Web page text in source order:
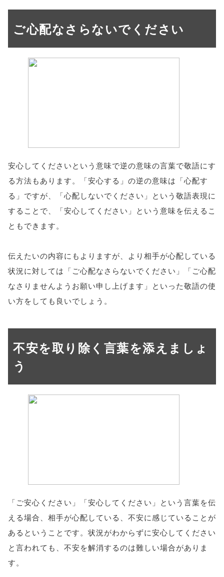
ご心配なさらないでください
安心してくださいという意味で逆の意味の言葉で敬語にす
る方法もあります。「安心する」の逆の意味は「心配す
る」ですが、「心配しないでください」という敬語表現に
することで、「安心してください」という意味を伝えるこ
ともできます。
伝えたいの内容にもよりますが、より相手が心配している
状況に対しては「ご心配なさらないでください」「ご心配
なさりませんようお願い申し上げます」といった敬語の使
い方をしても良いでしょう。
不安を取り除く言葉を添えましょ
う
「ご安心ください」「安心してください」という言葉を伝
える場合、相手が心配している、不安に感じていることが
あるということです。状況がわからずに安心してください
と言われても、不安を解消するのは難しい場合がありま
す。